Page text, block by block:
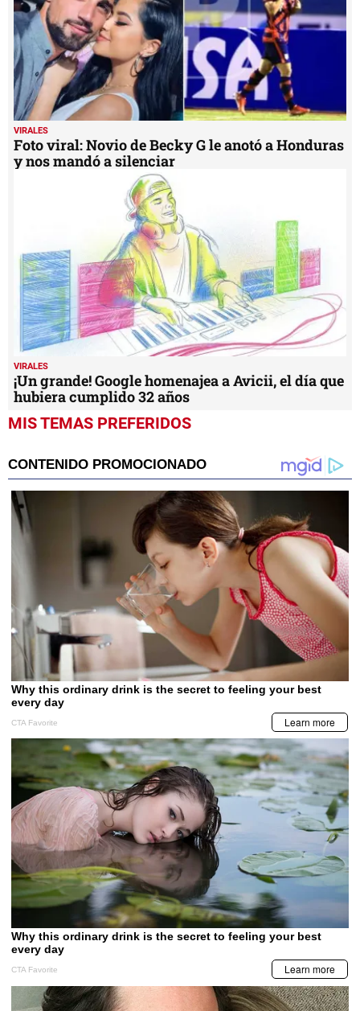
VIRALES
Foto viral: Novio de Becky G le anotó a Honduras
y nos mandó a silenciar
VIRALES
¡Un grande! Google homenajea a Avicii, el día que
hubiera cumplido 32 años
MIS TEMAS PREFERIDOS